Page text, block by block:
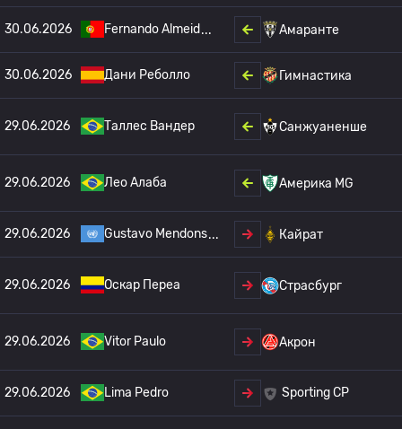
30.06.2026 Fernando Almeid Амаранте
30.06.2026 Дани Реболло Гимнастика
29.06.2026 Таллес Вандер Санжуаненше
29.06.2026 Лео Алаба Америка MG
29.06.2026 Gustavo Mendons Кайрат
29.06.2026 Оскар Переа Страсбург
29.06.2026 Vitor Paulo Акрон
29.06.2026 Lima Pedro Sporting CP